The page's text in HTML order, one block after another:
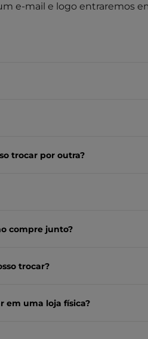
e-mail e logo entraremos
trocar por outra?
compre junto?
trocar?
em uma loja física?